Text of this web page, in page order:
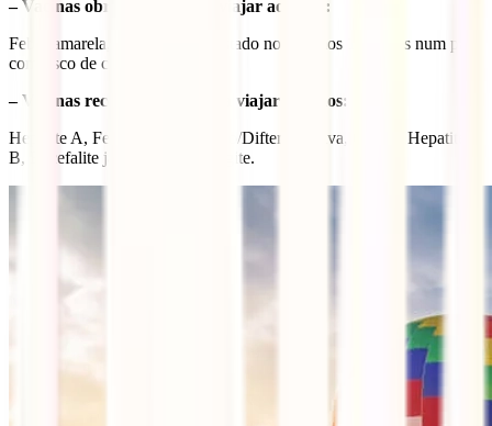
– Vacinas obrigatórias para viajar ao Laos:
Febre amarela, no caso de ter estado nos últimos 12 meses num país
com risco de contágio.
– Vacinas recomendadas para viajar ao Laos:
Hepatite A, Febre tifoide, Tétano/Difteria, Raiva, Cólera, Hepatite
B, Encefalite japonesa e Meningite.